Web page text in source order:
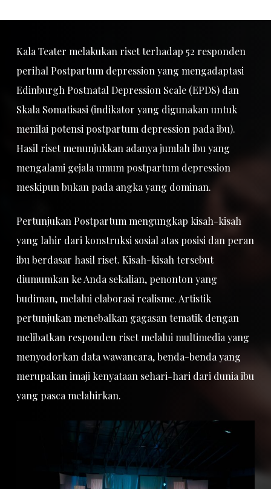
Kala Teater melakukan riset terhadap 52 responden
perihal Postpartum depression yang mengadaptasi
Edinburgh Postnatal Depression Scale (EPDS) dan
Skala Somatisasi (indikator yang digunakan untuk
menilai potensi postpartum depression pada ibu).
Hasil riset menunjukkan adanya jumlah ibu yang
mengalami gejala umum postpartum depression
meskipun bukan pada angka yang dominan.
Pertunjukan Postpartum mengungkap kisah-kisah
yang lahir dari konstruksi sosial atas posisi dan peran
ibu berdasar hasil riset. Kisah-kisah tersebut
diumumkan ke Anda sekalian, penonton yang
budiman, melalui elaborasi realisme. Artistik
pertunjukan menebalkan gagasan tematik dengan
melibatkan responden riset melalui multimedia yang
menyodorkan data wawancara, benda-benda yang
merupakan imaji kenyataan sehari-hari dari dunia ibu
yang pasca melahirkan.